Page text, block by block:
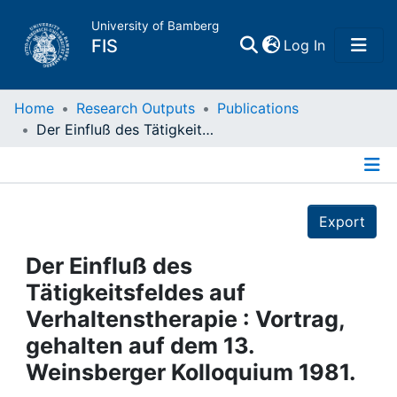
University of Bamberg
FIS Log In(current)
Home
Projects
People
Institutions
Home Research Outputs
Publications
Der Einfluß des Tätigkeitsfeldes auf Verhaltenstherapie : Vortrag, gehalten auf dem 13. Weinsberger Kolloquium 1981.
Export
Der Einfluß des
Tätigkeitsfeldes auf
Verhaltenstherapie : Vortrag,
gehalten auf dem 13.
Weinsberger Kolloquium 1981.